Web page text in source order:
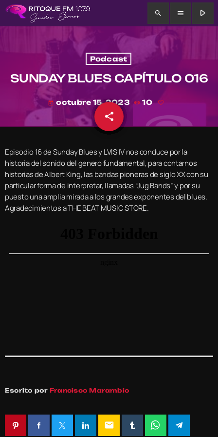
search menu play_arrow
Podcast
SUNDAY BLUES CAPÍTULO 016
today octubre 15, 2023 10
share
email
Episodio 16 de Sunday Blues y LVIS IV nos conduce por la
historia del sonido del genero fundamental, para contarnos
historias de Albert King, las bandas pioneras de siglo XX con su
particular forma de interpretar, llamadas “Jug Bands” y por su
puesto una amplia mirada a los grandes exponentes del blues.
Agradecimientos a THE BEAT MUSIC STORE.
Escrito por Francisco Marambio
email